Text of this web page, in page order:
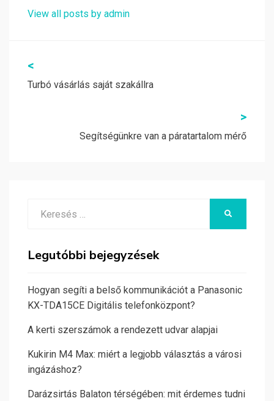
View all posts by admin
Bejegyzés
navigáció
<
Turbó vásárlás saját szakállra
>
Segítségünkre van a páratartalom mérő
Legutóbbi bejegyzések
Hogyan segíti a belső kommunikációt a Panasonic
KX-TDA15CE Digitális telefonközpont?
A kerti szerszámok a rendezett udvar alapjai
Kukirin M4 Max: miért a legjobb választás a városi
ingázáshoz?
Darázsirtás Balaton térségében: mit érdemes tudni